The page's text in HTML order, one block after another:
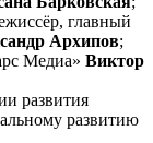
главный
Архипов;
Медиа» Виктор
развития
развитию